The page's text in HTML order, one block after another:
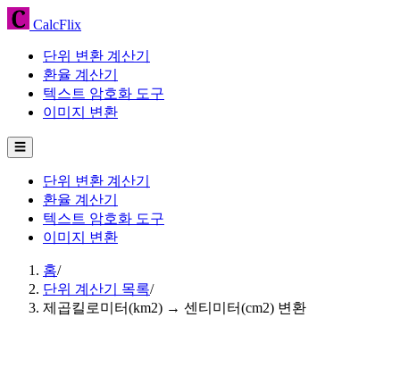
CalcFlix
단위 변환 계산기
환율 계산기
텍스트 암호화 도구
이미지 변환
☰
단위 변환 계산기
환율 계산기
텍스트 암호화 도구
이미지 변환
홈/
단위 계산기 목록/
제곱킬로미터(km2) → 센티미터(cm2) 변환